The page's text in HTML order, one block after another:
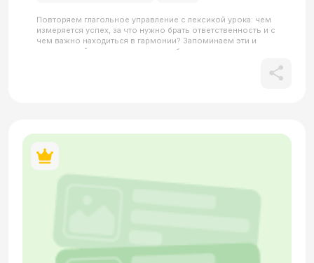
Повторяем глагольное управление с лексикой урока: чем
измеряется успех, за что нужно брать ответственность и с
чем важно находиться в гармонии? Запоминаем эти и
другие устойчивые выражения, выбирая правильную